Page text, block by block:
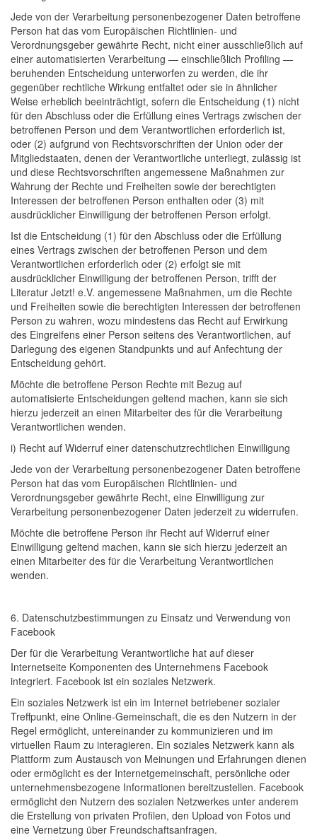
Jede von der Verarbeitung personenbezogener Daten betroffene
Person hat das vom Europäischen Richtlinien- und
Verordnungsgeber gewährte Recht, nicht einer ausschließlich auf
einer automatisierten Verarbeitung — einschließlich Profiling —
beruhenden Entscheidung unterworfen zu werden, die ihr
gegenüber rechtliche Wirkung entfaltet oder sie in ähnlicher
Weise erheblich beeinträchtigt, sofern die Entscheidung (1) nicht
für den Abschluss oder die Erfüllung eines Vertrags zwischen der
betroffenen Person und dem Verantwortlichen erforderlich ist,
oder (2) aufgrund von Rechtsvorschriften der Union oder der
Mitgliedstaaten, denen der Verantwortliche unterliegt, zulässig ist
und diese Rechtsvorschriften angemessene Maßnahmen zur
Wahrung der Rechte und Freiheiten sowie der berechtigten
Interessen der betroffenen Person enthalten oder (3) mit
ausdrücklicher Einwilligung der betroffenen Person erfolgt.
Ist die Entscheidung (1) für den Abschluss oder die Erfüllung
eines Vertrags zwischen der betroffenen Person und dem
Verantwortlichen erforderlich oder (2) erfolgt sie mit
ausdrücklicher Einwilligung der betroffenen Person, trifft der
Literatur Jetzt! e.V. angemessene Maßnahmen, um die Rechte
und Freiheiten sowie die berechtigten Interessen der betroffenen
Person zu wahren, wozu mindestens das Recht auf Erwirkung
des Eingreifens einer Person seitens des Verantwortlichen, auf
Darlegung des eigenen Standpunkts und auf Anfechtung der
Entscheidung gehört.
Möchte die betroffene Person Rechte mit Bezug auf
automatisierte Entscheidungen geltend machen, kann sie sich
hierzu jederzeit an einen Mitarbeiter des für die Verarbeitung
Verantwortlichen wenden.
i) Recht auf Widerruf einer datenschutzrechtlichen Einwilligung
Jede von der Verarbeitung personenbezogener Daten betroffene
Person hat das vom Europäischen Richtlinien- und
Verordnungsgeber gewährte Recht, eine Einwilligung zur
Verarbeitung personenbezogener Daten jederzeit zu widerrufen.
Möchte die betroffene Person ihr Recht auf Widerruf einer
Einwilligung geltend machen, kann sie sich hierzu jederzeit an
einen Mitarbeiter des für die Verarbeitung Verantwortlichen
wenden.
6. Datenschutzbestimmungen zu Einsatz und Verwendung von
Facebook
Der für die Verarbeitung Verantwortliche hat auf dieser
Internetseite Komponenten des Unternehmens Facebook
integriert. Facebook ist ein soziales Netzwerk.
Ein soziales Netzwerk ist ein im Internet betriebener sozialer
Treffpunkt, eine Online-Gemeinschaft, die es den Nutzern in der
Regel ermöglicht, untereinander zu kommunizieren und im
virtuellen Raum zu interagieren. Ein soziales Netzwerk kann als
Plattform zum Austausch von Meinungen und Erfahrungen dienen
oder ermöglicht es der Internetgemeinschaft, persönliche oder
unternehmensbezogene Informationen bereitzustellen. Facebook
ermöglicht den Nutzern des sozialen Netzwerkes unter anderem
die Erstellung von privaten Profilen, den Upload von Fotos und
eine Vernetzung über Freundschaftsanfragen.